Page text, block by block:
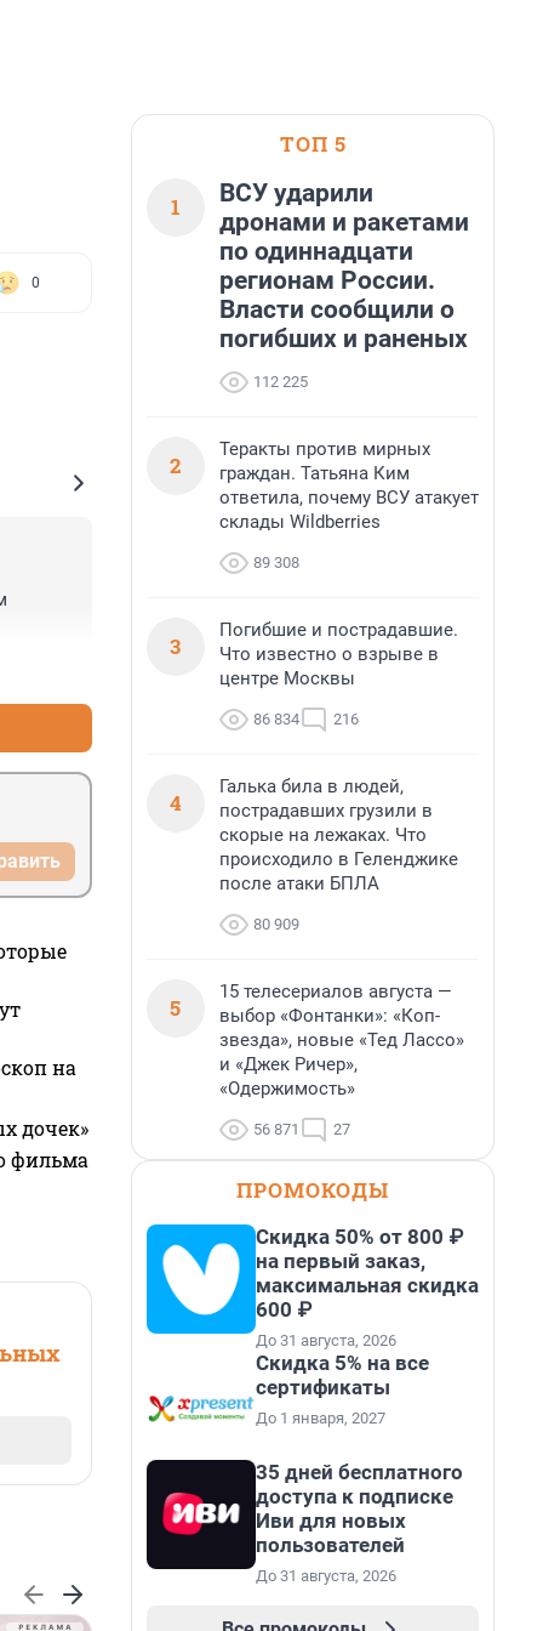
0
на
дочек»
фильма
ТОП 5
1
ВСУ ударили
дронами и ракетами
по одиннадцати
регионам России.
Власти сообщили о
погибших и раненых
112 225
2
Теракты против мирных
граждан. Татьяна Ким
ответила, почему ВСУ атакует
склады Wildberries
89 308
3
Погибшие и пострадавшие.
Что известно о взрыве в
центре Москвы
86 834 216
4
Галька била в людей,
пострадавших грузили в
скорые на лежаках. Что
происходило в Геленджике
после атаки БПЛА
80 909
5
15 телесериалов августа —
выбор «Фонтанки»: «Коп-
звезда», новые «Тед Лассо»
и «Джек Ричер»,
«Одержимость»
56 871 27
ПРОМОКОДЫ
Скидка 50% от 800 ₽
на первый заказ,
максимальная скидка
600 ₽
До 31 августа, 2026
Скидка 5% на все
сертификаты
До 1 января, 2027
35 дней бесплатного
доступа к подписке
Иви для новых
пользователей
До 31 августа, 2026